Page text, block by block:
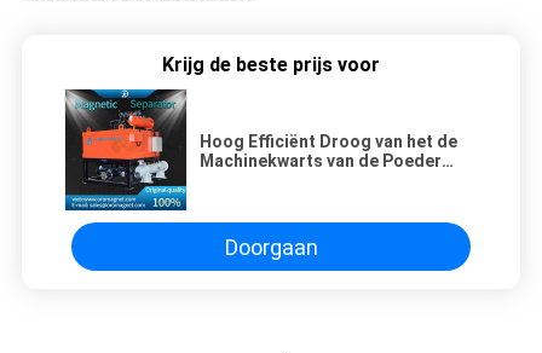
Krijg de beste prijs voor
Hoog Efficiënt Droog van het de
Machinekwarts van de Poeder
het voedselpoeder
Doorgaan